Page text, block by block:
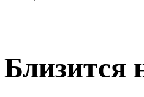
Близится